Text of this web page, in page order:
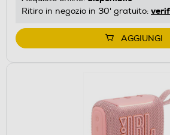
Ritiro in negozio in 30' gratuito:
AGGIUNGI